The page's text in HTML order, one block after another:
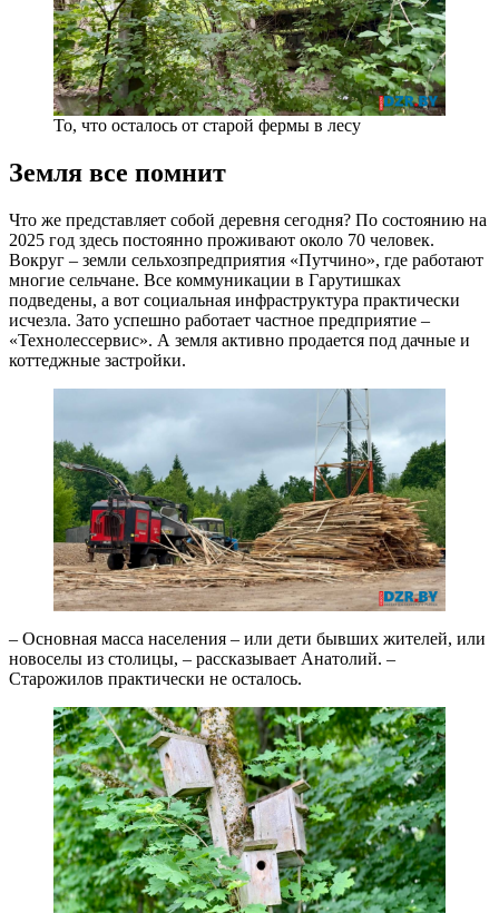
То, что осталось от старой фермы в лесу
Земля все помнит
Что же представляет собой деревня сегодня? По состоянию на
2025 год здесь постоянно проживают около 70 человек.
Вокруг – земли сельхозпредприятия «Путчино», где работают
многие сельчане. Все коммуникации в Гарутишках
подведены, а вот социальная инфраструктура практически
исчезла. Зато успешно работает частное предприятие –
«Технолессервис». А земля активно продается под дачные и
коттеджные застройки.
– Основная масса населения – или дети бывших жителей, или
новоселы из столицы, – рассказывает Анатолий. –
Старожилов практически не осталось.